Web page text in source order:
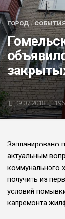
БЛИЦ-ОПРОС
АФИША
ГОРОД/
09.07.2018
Запланировано
актуальным
коммунального
получить из
условий
капремонта